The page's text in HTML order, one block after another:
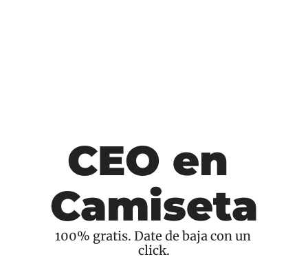
CEO en
Camiseta
100% gratis. Date de baja con un
click.